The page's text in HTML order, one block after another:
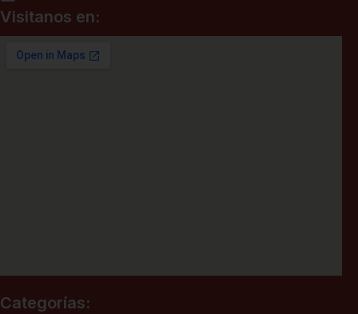
Visitanos en:
Categorías: